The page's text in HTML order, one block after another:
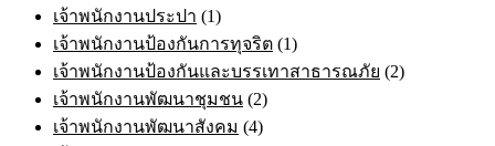
เจ้าพนักงานประปา (1)
เจ้าพนักงานป้องกันการทุจริต (1)
เจ้าพนักงานป้องกันและบรรเทาสาธารณภัย (2)
เจ้าพนักงานพัฒนาชุมชน (2)
เจ้าพนักงานพัฒนาสังคม (4)